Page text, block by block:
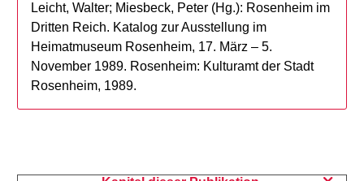
Leicht, Walter; Miesbeck, Peter (Hg.): Rosenheim im
Dritten Reich. Katalog zur Ausstellung im
Heimatmuseum Rosenheim, 17. März – 5.
November 1989. Rosenheim: Kulturamt der Stadt
Rosenheim, 1989.